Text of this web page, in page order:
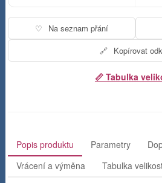
♡ Na seznam přání
🔗 Kopírovat
📏 Tabulka
Popis produktu Parametry
Vrácení a výměna
Tabulka